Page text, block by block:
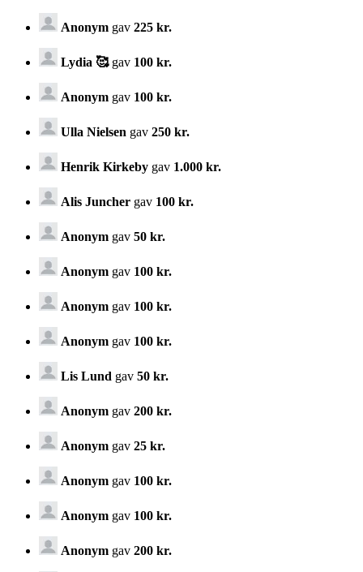
Anonym gav 225 kr.
Lydia 🥰gav 100 kr.
Anonym gav 100 kr.
Ulla Nielsen gav 250 kr.
Henrik Kirkeby gav 1.000 kr.
Alis Juncher gav 100 kr.
Anonym gav 50 kr.
Anonym gav 100 kr.
Anonym gav 100 kr.
Anonym gav 100 kr.
Lis Lund gav 50 kr.
Anonym gav 200 kr.
Anonym gav 25 kr.
Anonym gav 100 kr.
Anonym gav 100 kr.
Anonym gav 200 kr.